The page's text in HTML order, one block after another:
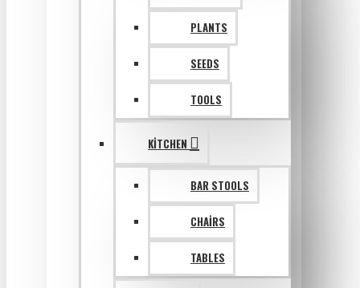
PLANTS
SEEDS
TOOLS
KITCHEN
BAR STOOLS
CHAIRS
TABLES